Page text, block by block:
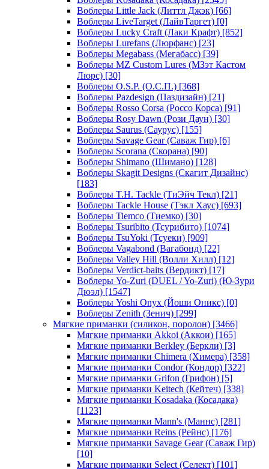
Воблеры Little Jack (Литтл Джэк) [66]
Воблеры LiveTarget (ЛайвТаргет) [0]
Воблеры Lucky Craft (Лаки Крафт) [852]
Воблеры Lurefans (Люрфанс) [23]
Воблеры Megabass (Мегабасс) [39]
Воблеры MZ Custom Lures (МЗэт Кастом
Люрс) [30]
Воблеры O.S.P. (О.С.П.) [368]
Воблеры Pazdesign (Паздизайн) [21]
Воблеры Rosso Corsa (Россо Корса) [91]
Воблеры Rosy Dawn (Рози Даун) [30]
Воблеры Saurus (Саурус) [155]
Воблеры Savage Gear (Саваж Гир) [6]
Воблеры Scorana (Скорана) [90]
Воблеры Shimano (Шимано) [128]
Воблеры Skagit Designs (Скагит Дизайнс)
[183]
Воблеры T.H. Tackle (ТиЭйч Текл) [21]
Воблеры Tackle House (Тэкл Хаус) [693]
Воблеры Tiemco (Тиемко) [30]
Воблеры Tsuribito (Тсурибито) [1074]
Воблеры TsuYoki (Тсуеки) [909]
Воблеры Vagabond (Вагабонд) [22]
Воблеры Valley Hill (Волли Хилл) [12]
Воблеры Verdict-baits (Вердикт) [17]
Воблеры Yo-Zuri (DUEL / Yo-Zuri) (Ю-Зури
Дюэл) [1547]
Воблеры Yoshi Onyx (Йоши Оникс) [0]
Воблеры Zenith (Зенич) [299]
Мягкие приманки (силикон, поролон) [3466]
Мягкие приманки Akkoi (Аккои) [165]
Мягкие приманки Berkley (Беркли) [3]
Мягкие приманки Chimera (Химера) [358]
Мягкие приманки Condor (Кондор) [322]
Мягкие приманки Grifon (Грифон) [5]
Мягкие приманки Keitech (Кейтеч) [338]
Мягкие приманки Kosadaka (Косадака)
[1123]
Мягкие приманки Mann's (Маннс) [281]
Мягкие приманки Reins (Рейнс) [176]
Мягкие приманки Savage Gear (Саваж Гир)
[10]
Мягкие приманки Select (Селект) [101]